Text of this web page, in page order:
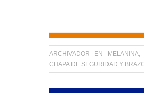
ARCHIVADOR EN
CHAPA DE SEGURIDAD Y